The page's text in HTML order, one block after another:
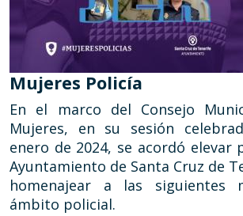
Mujeres Policía
En el marco del Consejo
Mujeres, en su sesión
enero de 2024, se acordó elevar
Ayuntamiento de Santa Cruz de
homenajear a las siguientes
ámbito policial.